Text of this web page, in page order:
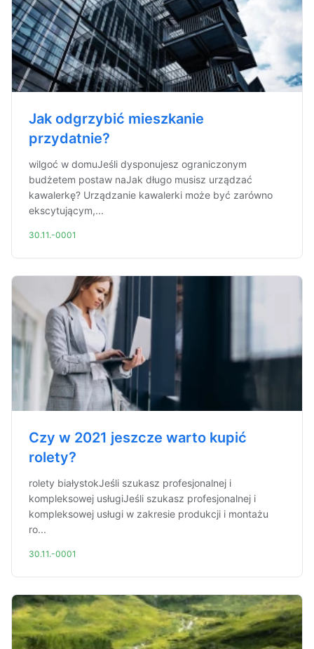
Jak odgrzybić mieszkanie
przydatnie?
wilgoć w domuJeśli dysponujesz ograniczonym
budżetem postaw naJak długo musisz urządzać
kawalerkę? Urządzanie kawalerki może być zarówno
ekscytującym,...
30.11.-0001
Czy w 2021 jeszcze warto kupić
rolety?
rolety białystokJeśli szukasz profesjonalnej i
kompleksowej usługiJeśli szukasz profesjonalnej i
kompleksowej usługi w zakresie produkcji i montażu
ro...
30.11.-0001